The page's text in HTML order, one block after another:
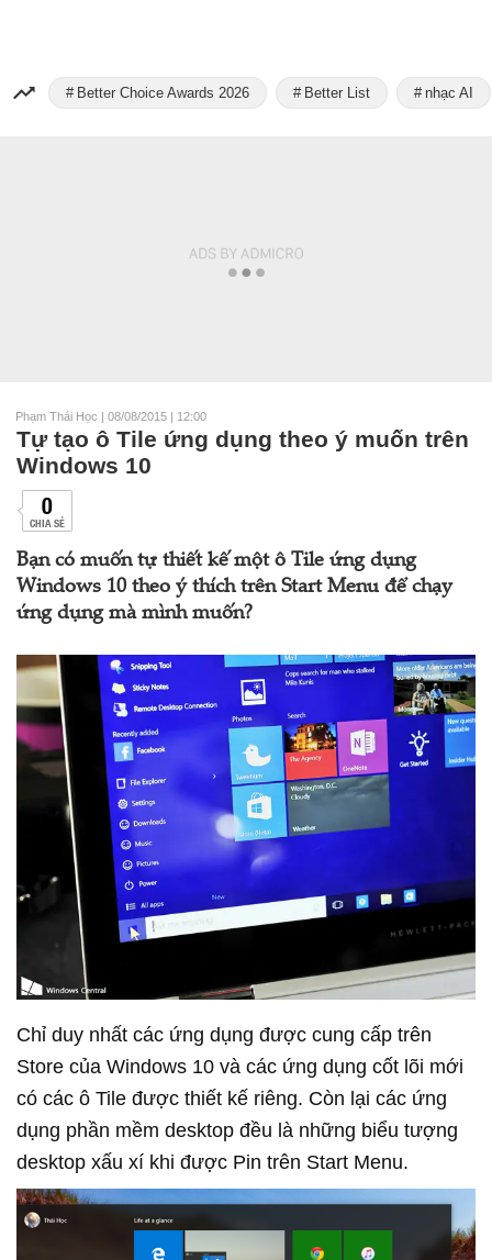
Better Choice Awards 2026 Better List nhạc AI
Phạm Thái Học | 08/08/2015 | 12:00
Tự tạo ô Tile ứng dụng theo ý muốn trên
Windows 10
0
CHIA SẺ
Bạn có muốn tự thiết kế một ô Tile ứng dụng
Windows 10 theo ý thích trên Start Menu để chạy
ứng dụng mà mình muốn?
Chỉ duy nhất các ứng dụng được cung cấp trên
Store của Windows 10 và các ứng dụng cốt lõi mới
có các ô Tile được thiết kế riêng. Còn lại các ứng
dụng phần mềm desktop đều là những biểu tượng
desktop xấu xí khi được Pin trên Start Menu.